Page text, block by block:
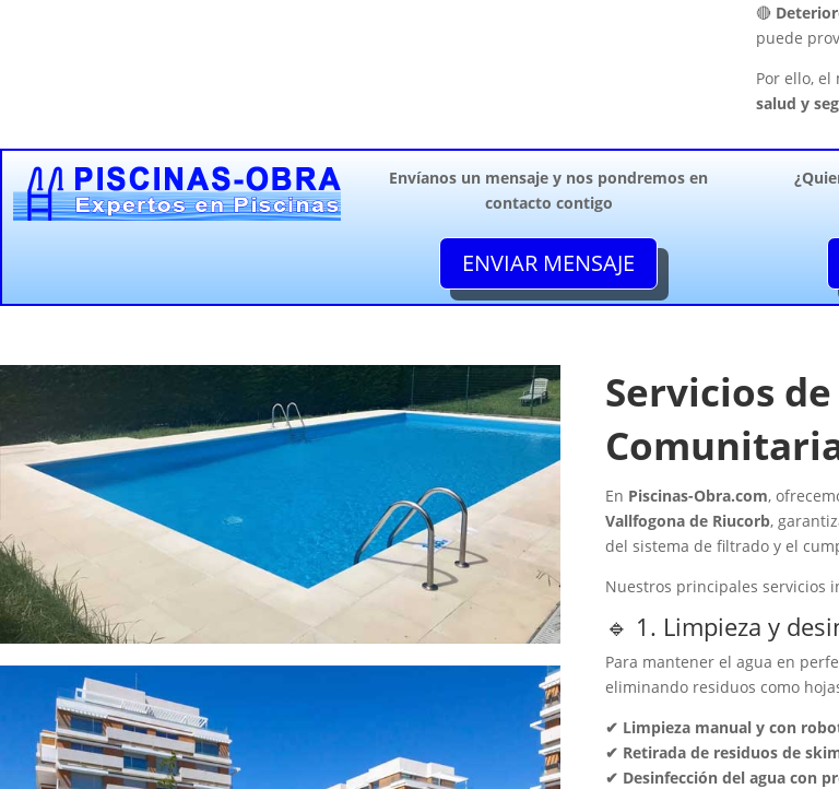
🔴
puede
Por ello,
salud y
Envíanos un mensaje y nos pondremos en
contacto contigo
ENVIAR MENSAJE
Servicios
En Piscinas-Obra.com,
Vallfogona de Riucorb,
del sistema de filtrado y el
Nuestros principales servicios
🔹 1. Limpieza y
Para mantener el agua en
eliminando residuos como
✔ Limpieza manual y con
✔ Retirada de residuos de
✔ Desinfección del agua con